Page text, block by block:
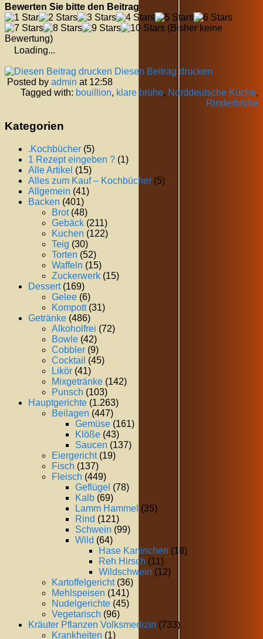
Bewerten Sie bitte den Beitrag
(Bisher keine
Bewertung)
Loading...
Diesen Beitrag drucken
Posted by admin at 12:58
Tagged with: bouillion, klare brühe, Norddeutsche Küche,
Rinderbrühe
Kategorien
.Kochbücher (5)
1 Rezept eingeben ? (1)
Alle Artikel (15)
Alles zum Kauf – Kochbücher (5)
Allgemein (41)
Backen (401)
Brot(48)
Gebäck (211)
Kuchen (122)
Teig (30)
Torten (52)
Waffeln (15)
Zuckerwerk (15)
Dessert(169)
Gelee (6)
Kompott(31)
Getränke (486)
Alkoholfrei (72)
Bowle (42)
Cobbler (9)
Cocktail (45)
Likör (41)
Mixgetränke (142)
Punsch (103)
Hauptgerichte (1.263)
Beilagen (447)
Gemüse (161)
Klöße (43)
Saucen (137)
Eiergericht(19)
Fisch (137)
Fleisch (449)
Geflügel (78)
Kalb (69)
Lamm Hammel (35)
Rind (121)
Schwein (99)
Wild (64)
Hase Kaninchen (18)
Reh Hirsch (11)
Wildschwein (12)
Kartoffelgericht(36)
Mehlspeisen (141)
Nudelgerichte (45)
Vegetarisch (96)
Kräuter Pflanzen Volksmedizin (733)
Krankheiten (1)